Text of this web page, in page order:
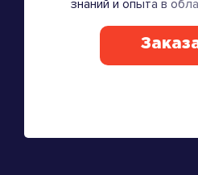
знаний и опыта в